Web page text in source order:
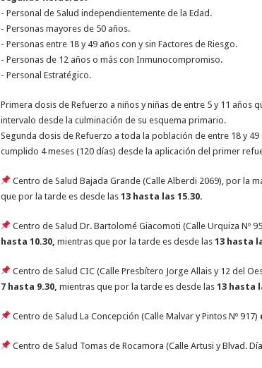
- Personal de Salud independientemente de la Edad.
- Personas mayores de 50 años.
- Personas entre 18 y 49 años con y sin Factores de Riesgo.
- Personas de 12 años o más con Inmunocompromiso.
- Personal Estratégico.
Primera dosis de Refuerzo a niños y niñas de entre 5 y 11 años
intervalo desde la culminación de su esquema primario.
Segunda dosis de Refuerzo a toda la población de entre 18 y 49
cumplido 4 meses (120 días) desde la aplicación del primer
Centro de Salud Bajada Grande (Calle Alberdi 2069), por la
que por la tarde es desde las 13 hasta las 15.30.
Centro de Salud Dr. Bartolomé Giacomoti (Calle Urquiza Nº
hasta 10.30, mientras que por la tarde es desde las13 hasta
Centro de Salud CIC (Calle Presbítero Jorge Allais y 12 del
7 hasta 9.30, mientras que por la tarde es desde las 13 hasta
Centro de Salud La Concepción (Calle Malvar y Pintos Nº 917)
Centro de Salud Tomas de Rocamora (Calle Artusi y Blvad.